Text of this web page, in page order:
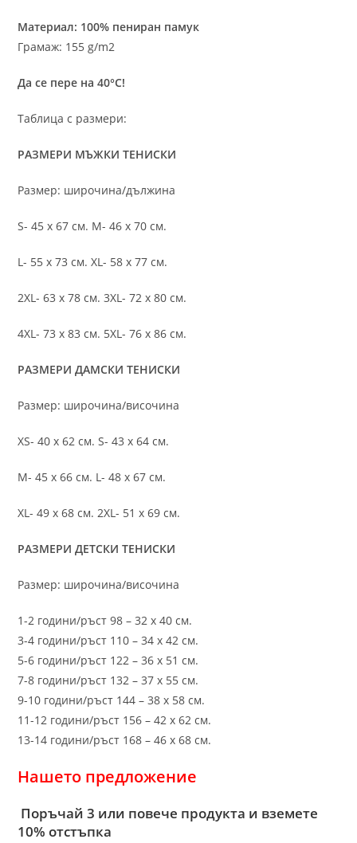
Материал: 100% пениран памук
Грамаж: 155 g/m2
Да се пере на 40°C!
Таблица с размери:
РАЗМЕРИ МЪЖКИ ТЕНИСКИ
Размер: широчина/дължина
S- 45 х 67 см. M- 46 х 70 см.
L- 55 х 73 см. XL- 58 х 77 см.
2XL- 63 х 78 см. 3XL- 72 х 80 см.
4XL- 73 х 83 см. 5XL- 76 х 86 см.
РАЗМЕРИ ДАМСКИ ТЕНИСКИ
Размер: широчина/височина
XS- 40 х 62 см. S- 43 х 64 см.
M- 45 х 66 см. L- 48 х 67 см.
XL- 49 х 68 см. 2XL- 51 х 69 см.
РАЗМЕРИ ДЕТСКИ ТЕНИСКИ
Размер: широчина/височина
1-2 години/ръст 98 – 32 х 40 см.
3-4 години/ръст 110 – 34 х 42 см.
5-6 години/ръст 122 – 36 х 51 см.
7-8 години/ръст 132 – 37 х 55 см.
9-10 години/ръст 144 – 38 х 58 см.
11-12 години/ръст 156 – 42 x 62 см.
13-14 години/ръст 168 – 46 х 68 см.
Нашето предложение
Поръчай 3 или повече продукта и вземете
10% отстъпка